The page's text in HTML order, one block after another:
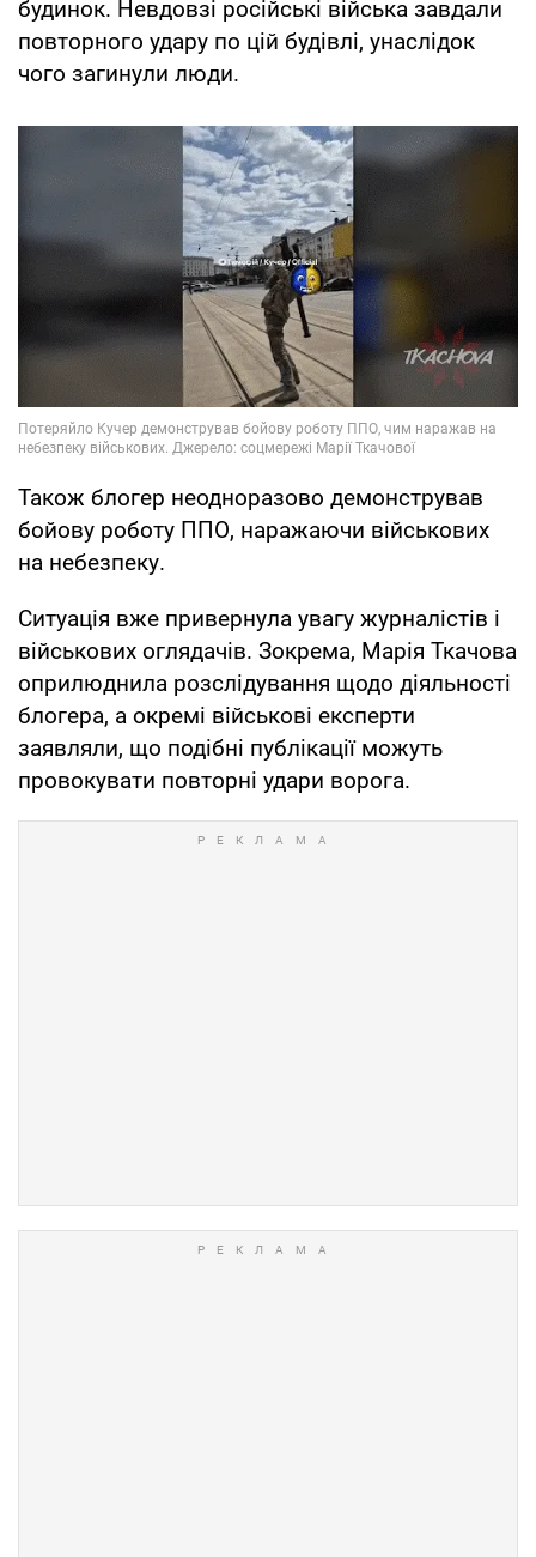
будинок. Невдовзі російські війська завдали
повторного удару по цій будівлі, унаслідок
чого загинули люди.
Також блогер неодноразово демонстрував
бойову роботу ППО, наражаючи військових
на небезпеку.
Ситуація вже привернула увагу журналістів і
військових оглядачів. Зокрема, Марія Ткачова
оприлюднила розслідування щодо діяльності
блогера, а окремі військові експерти
заявляли, що подібні публікації можуть
провокувати повторні удари ворога.